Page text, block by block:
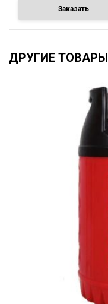
Заказать
ДРУГИЕ ТОВАРЫ